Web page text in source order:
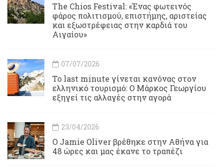
Τhe Chios Festival: «Ένας φωτεινός
φάρος πολιτισμού, επιστήμης, αριστείας
και εξωστρέφειας στην καρδιά του
Αιγαίου»
07/07/2026
Το last minute γίνεται κανόνας στον
ελληνικό τουρισμό: Ο Μάρκος Γεωργίου
εξηγεί τις αλλαγές στην αγορά
23/04/2026
Ο Jamie Oliver βρέθηκε στην Αθήνα για
48 ώρες και μας έκανε το τραπέζι